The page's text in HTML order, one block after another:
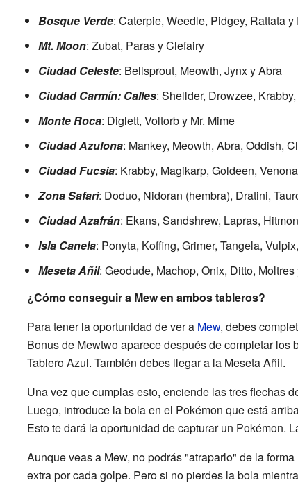
Bosque Verde: Caterpie, Weedle, Pidgey, Rattata y
Mt. Moon: Zubat, Paras y Clefairy
Ciudad Celeste: Bellsprout, Meowth, Jynx y Abra
Ciudad Carmín: Calles: Shellder, Drowzee,
Monte Roca: Diglett, Voltorb y Mr. Mime
Ciudad Azulona: Mankey, Meowth, Abra, Oddish,
Ciudad Fucsia: Krabby, Magikarp, Goldeen,
Zona Safari: Doduo, Nidoran (hembra), Dratini,
Ciudad Azafrán: Ekans, Sandshrew, Lapras,
Isla Canela: Ponyta, Koffing, Grimer, Tangela,
Meseta Añil: Geodude, Machop, Onix, Ditto,
¿Cómo conseguir a Mew en ambos tableros?
Para tener la oportunidad de ver a Mew, debes
Bonus de Mewtwo aparece después de completar
Tablero Azul. También debes llegar a la Meseta Añil.
Una vez que cumplas esto, enciende las tres flechas
Luego, introduce la bola en el Pokémon que está
Esto te dará la oportunidad de capturar un Pokémon.
Aunque veas a Mew, no podrás "atraparlo" de la
extra por cada golpe. Pero si no pierdes la bola